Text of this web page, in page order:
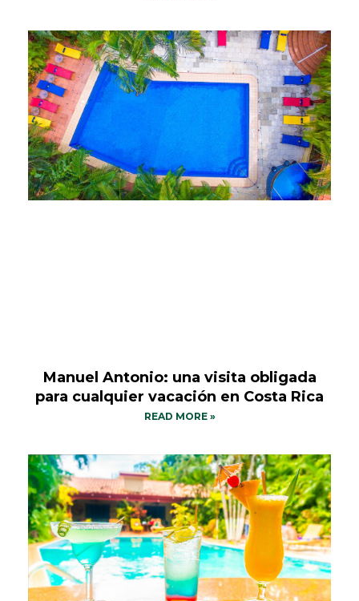
Manuel Antonio: una visita obligada
para cualquier vacación en Costa Rica
READ MORE »